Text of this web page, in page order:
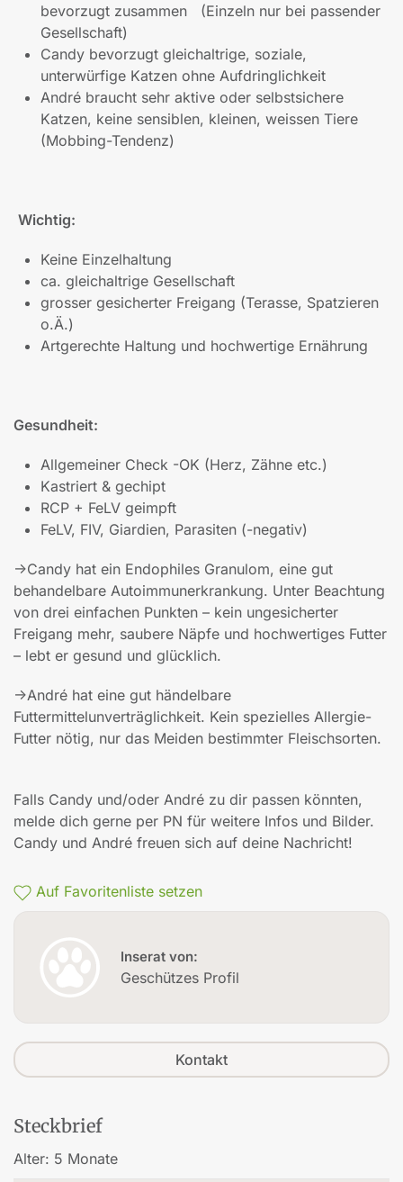
bevorzugt zusammen (Einzeln nur bei passender
Gesellschaft)
Candy bevorzugt gleichaltrige, soziale,
unterwürfige Katzen ohne Aufdringlichkeit
André braucht sehr aktive oder selbstsichere
Katzen, keine sensiblen, kleinen, weissen Tiere
(Mobbing-Tendenz)
Wichtig:
Keine Einzelhaltung
ca. gleichaltrige Gesellschaft
grosser gesicherter Freigang (Terasse, Spatzieren
o.Ä.)
Artgerechte Haltung und hochwertige Ernährung
Gesundheit:
Allgemeiner Check -OK (Herz, Zähne etc.)
Kastriert & gechipt
RCP + FeLV geimpft
FeLV, FIV, Giardien, Parasiten (-negativ)
->Candy hat ein Endophiles Granulom, eine gut
behandelbare Autoimmunerkrankung. Unter Beachtung
von drei einfachen Punkten – kein ungesicherter
Freigang mehr, saubere Näpfe und hochwertiges Futter
– lebt er gesund und glücklich.
->André hat eine gut händelbare
Futtermittelunverträglichkeit. Kein spezielles Allergie-
Futter nötig, nur das Meiden bestimmter Fleischsorten.
Falls Candy und/oder André zu dir passen könnten,
melde dich gerne per PN für weitere Infos und Bilder.
Candy und André freuen sich auf deine Nachricht!
Auf Favoritenliste setzen
Inserat von:
Geschützes Profil
Kontakt
Steckbrief
Alter: 5 Monate